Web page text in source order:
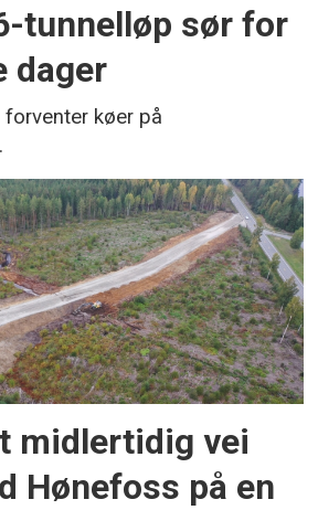
tunnelløp sør for
dager
køer på
midlertidig vei
Hønefoss på en